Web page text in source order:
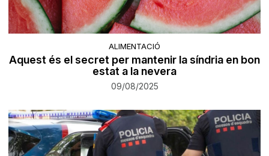
ALIMENTACIÓ
Aquest és el secret per mantenir la síndria en bon
estat a la nevera
09/08/2025